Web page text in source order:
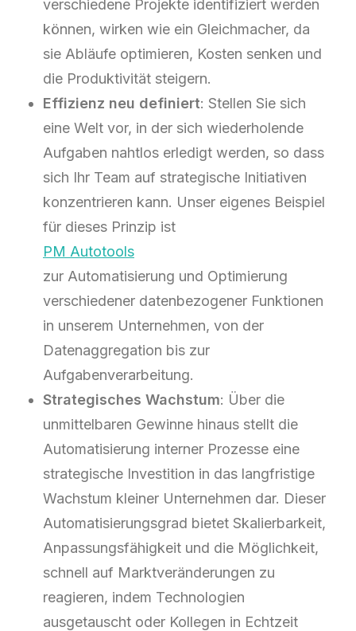
verschiedene Projekte identifiziert werden
können, wirken wie ein Gleichmacher, da
sie Abläufe optimieren, Kosten senken und
die Produktivität steigern.
Effizienz neu definiert: Stellen Sie sich
eine Welt vor, in der sich wiederholende
Aufgaben nahtlos erledigt werden, so dass
sich Ihr Team auf strategische Initiativen
konzentrieren kann. Unser eigenes Beispiel
für dieses Prinzip ist
PM Autotools
zur Automatisierung und Optimierung
verschiedener datenbezogener Funktionen
in unserem Unternehmen, von der
Datenaggregation bis zur
Aufgabenverarbeitung.
Strategisches Wachstum: Über die
unmittelbaren Gewinne hinaus stellt die
Automatisierung interner Prozesse eine
strategische Investition in das langfristige
Wachstum kleiner Unternehmen dar. Dieser
Automatisierungsgrad bietet Skalierbarkeit,
Anpassungsfähigkeit und die Möglichkeit,
schnell auf Marktveränderungen zu
reagieren, indem Technologien
ausgetauscht oder Kollegen in Echtzeit